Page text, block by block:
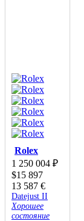
Rolex
1 250 004 ₽
$15 897
13 587 €
Datejust II
Хорошее
состояние